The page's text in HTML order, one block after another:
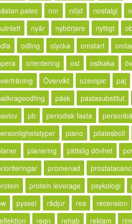
paleo nnr nöjd nostalgi
nyår nybörjare nyttigt
odling olycka omstart
orientering ost ostkaka
Övervikt ozempic paj
påsk pastasubstitut
pb periodisk fasta
piano pilatesboll
planering plötslig dövhet
promenad
protein leverage psykologi
pyssel rådjur rea recension
regn rehab reklam